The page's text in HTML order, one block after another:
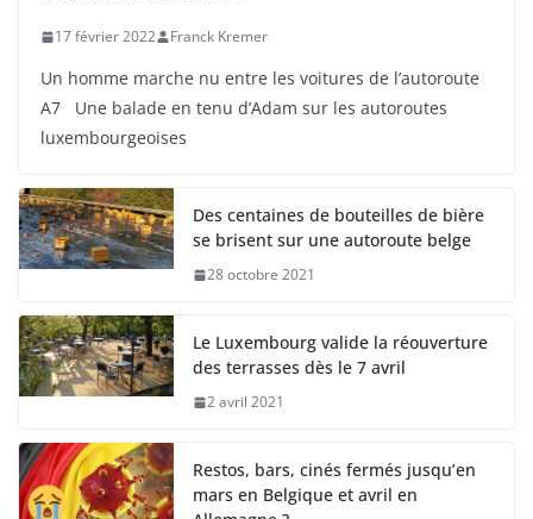
17 février 2022 Franck Kremer
Un homme marche nu entre les voitures de l’autoroute
A7 Une balade en tenu d’Adam sur les autoroutes
luxembourgeoises
Des centaines de bouteilles de bière
se brisent sur une autoroute belge
28 octobre 2021
Le Luxembourg valide la réouverture
des terrasses dès le 7 avril
2 avril 2021
Restos, bars, cinés fermés jusqu’en
mars en Belgique et avril en